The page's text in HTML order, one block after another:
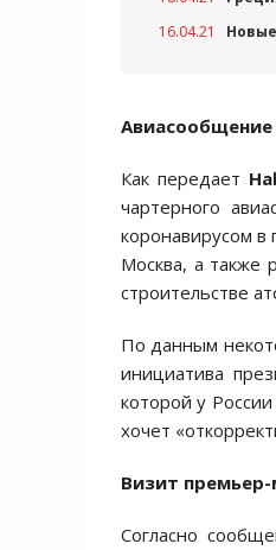
16.04.21
Как передает
чартерного
коронавирусом в
Москва, а также
строительстве
По данным
инициатива
которой у
хочет
Визит
Согласно